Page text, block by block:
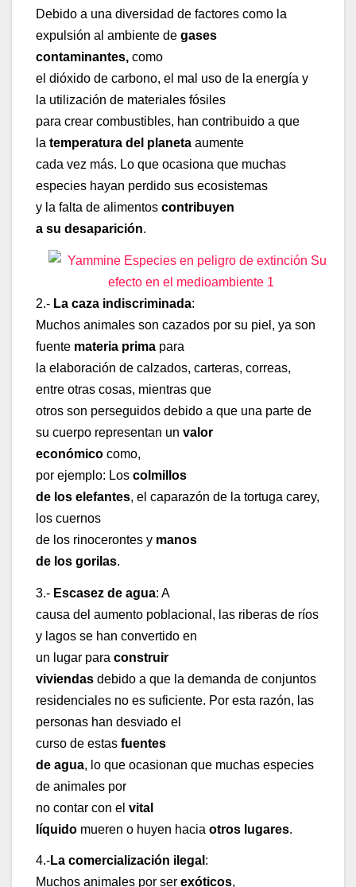
Debido a una diversidad de factores como la
expulsión al ambiente de gases
contaminantes, como
el dióxido de carbono, el mal uso de la energía y
la utilización de materiales fósiles
para crear combustibles, han contribuido a que
la temperatura del planeta aumente
cada vez más. Lo que ocasiona que muchas
especies hayan perdido sus ecosistemas
y la falta de alimentos contribuyen
a su desaparición.
2.- La caza indiscriminada:
Muchos animales son cazados por su piel, ya son
fuente materia prima para
la elaboración de calzados, carteras, correas,
entre otras cosas, mientras que
otros son perseguidos debido a que una parte de
su cuerpo representan un valor
económico como,
por ejemplo: Los colmillos
de los elefantes, el caparazón de la tortuga carey,
los cuernos
de los rinocerontes y manos
de los gorilas.
3.- Escasez de agua: A
causa del aumento poblacional, las riberas de ríos
y lagos se han convertido en
un lugar para construir
viviendas debido a que la demanda de conjuntos
residenciales no es suficiente. Por esta razón, las
personas han desviado el
curso de estas fuentes
de agua, lo que ocasionan que muchas especies
de animales por
no contar con el vital
líquido mueren o huyen hacia otros lugares.
4.-La comercialización ilegal :
Muchos animales por ser exóticos,